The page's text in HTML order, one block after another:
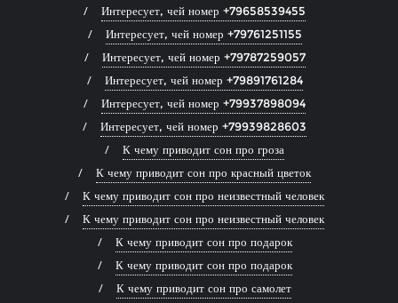
Интересует, чей номер +79658539455
Интересует, чей номер +79761251155
Интересует, чей номер +79787259057
Интересует, чей номер +79891761284
Интересует, чей номер +79937898094
Интересует, чей номер +79939828603
К чему приводит сон про гроза
К чему приводит сон про красный цветок
К чему приводит сон про неизвестный человек
К чему приводит сон про неизвестный человек
К чему приводит сон про подарок
К чему приводит сон про подарок
К чему приводит сон про самолет